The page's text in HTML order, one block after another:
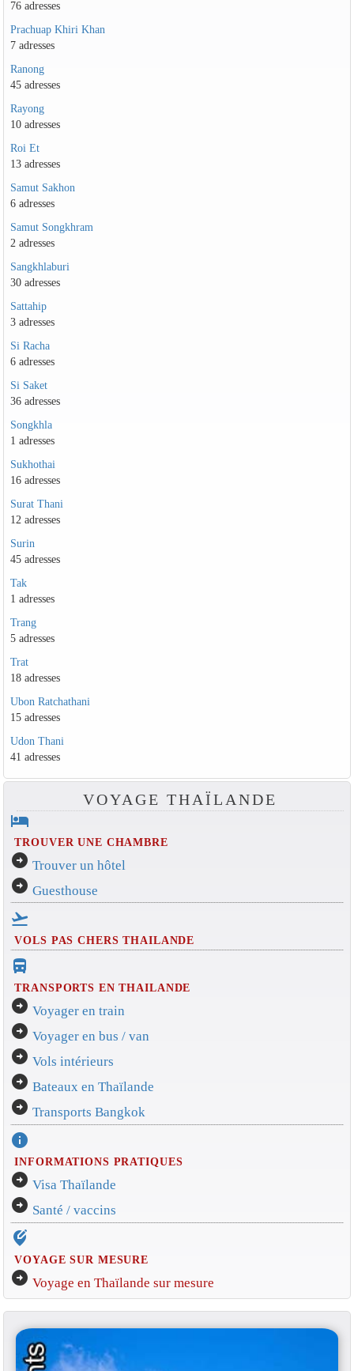
76 adresses
Prachuap Khiri Khan
7 adresses
Ranong
45 adresses
Rayong
10 adresses
Roi Et
13 adresses
Samut Sakhon
6 adresses
Samut Songkhram
2 adresses
Sangkhlaburi
30 adresses
Sattahip
3 adresses
Si Racha
6 adresses
Si Saket
36 adresses
Songkhla
1 adresses
Sukhothai
16 adresses
Surat Thani
12 adresses
Surin
45 adresses
Tak
1 adresses
Trang
5 adresses
Trat
18 adresses
Ubon Ratchathani
15 adresses
Udon Thani
41 adresses
VOYAGE THAÏLANDE
hotel
TROUVER UNE CHAMBRE
arrow_circle_right Trouver un hôtel
arrow_circle_right Guesthouse
flight_takeoff
VOLS PAS CHERS THAILANDE
directions_bus_filled
TRANSPORTS EN THAILANDE
arrow_circle_right Voyager en train
arrow_circle_right Voyager en bus / van
arrow_circle_right Vols intérieurs
arrow_circle_right Bateaux en Thaïlande
arrow_circle_right Transports Bangkok
info
INFORMATIONS PRATIQUES
arrow_circle_right Visa Thaïlande
arrow_circle_right Santé / vaccins
edit_location_alt
VOYAGE SUR MESURE
arrow_circle_right Voyage en Thaïlande sur mesure